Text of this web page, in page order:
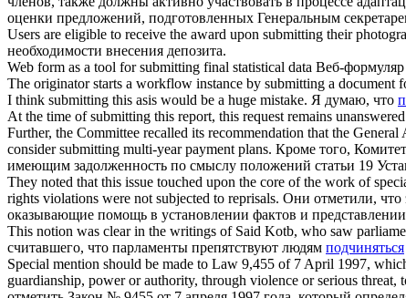
оценки предложений, подготовленных Генеральным
Users are eligible to receive the award upon submitting their
необходимости внесения депозита.
Web form as a tool forsubmitting final statistical data Веб-формуляр
The originator starts a workflow instance by submitting a document
I think submitting this asis would be a huge mistake. Я думаю, что
At the time ofsubmitting this report, this request remains
Further, the Committee recalled its recommendation that the
considersubmitting multi-year payment plans. Кроме того,
имеющим задолженность по смыслу положений статьи 19
They noted that this issue touched upon the core of the work of
rights violations were not subjected to reprisals. Они отметили, что
оказывающие помощь в установлении фактов и
This notion was clear in the writings of Said Kotb, who saw
считавшего, что парламенты препятствуют людям подчиняться
Special mention should be made to Law 9,455 of 7 April 1997,
guardianship, power or authority, through violence or serious